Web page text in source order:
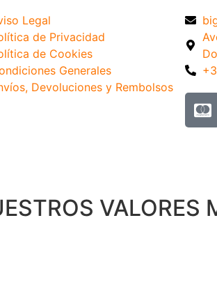
Legal
de Privacidad
de Cookies
Generales
Devoluciones y Rembolsos
VALORES